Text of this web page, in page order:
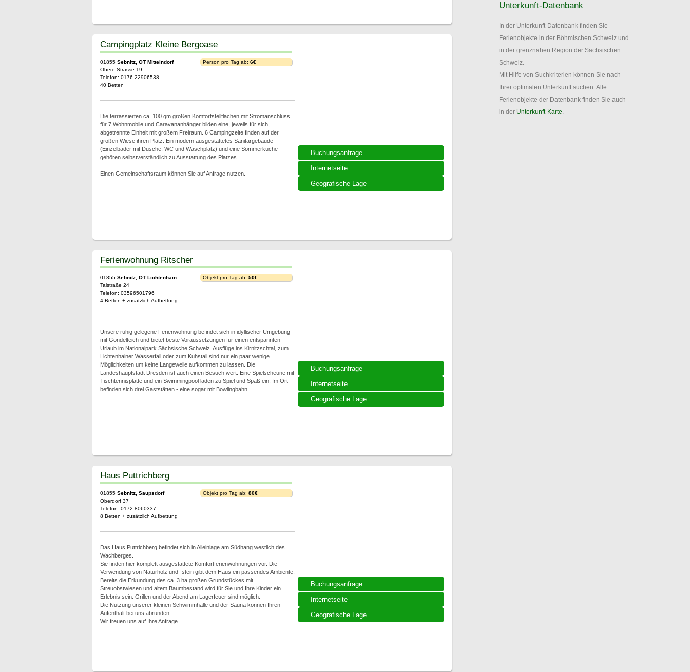
Buchungsanfrage
Internetseite
Geografische Lage
Campingplatz Kleine Bergoase
01855 Sebnitz, OT Mittelndorf
Obere Strasse 19
Telefon: 0176-22906538
40 Betten
Person pro Tag ab: 6€
Die terrassierten ca. 100 qm großen Komfortstellflächen mit Stromanschluss
für 7 Wohnmobile und Caravananhänger bilden eine, jeweils für sich,
abgetrennte Einheit mit großem Freiraum. 6 Campingzelte finden auf der
großen Wiese ihren Platz. Ein modern ausgestattetes Sanitärgebäude
(Einzelbäder mit Dusche, WC und Waschplatz) und eine Sommerküche
gehören selbstverständlich zu Ausstattung des Platzes.
Einen Gemeinschaftsraum können Sie auf Anfrage nutzen.
Buchungsanfrage
Internetseite
Geografische Lage
Ferienwohnung Ritscher
01855 Sebnitz, OT Lichtenhain
Talstraße 24
Telefon: 03596501796
4 Betten + zusätzlich Aufbettung
Objekt pro Tag ab: 50€
Unsere ruhig gelegene Ferienwohnung befindet sich in idyllischer Umgebung
mit Gondelteich und bietet beste Voraussetzungen für einen entspannten
Urlaub im Nationalpark Sächsische Schweiz. Ausflüge ins Kirnitzschtal, zum
Lichtenhainer Wasserfall oder zum Kuhstall sind nur ein paar wenige
Möglichkeiten um keine Langeweile aufkommen zu lassen. Die
Landeshauptstadt Dresden ist auch einen Besuch wert. Eine Spielscheune mit
Tischtennisplatte und ein Swimmingpool laden zu Spiel und Spaß ein. Im Ort
befinden sich drei Gaststätten - eine sogar mit Bowlingbahn.
Buchungsanfrage
Internetseite
Geografische Lage
Haus Puttrichberg
01855 Sebnitz, Saupsdorf
Oberdorf 37
Telefon: 0172 8060337
8 Betten + zusätzlich Aufbettung
Objekt pro Tag ab: 80€
Das Haus Puttrichberg befindet sich in Alleinlage am Südhang westlich des
Wachberges.
Sie finden hier komplett ausgestattete Komfortferienwohnungen vor. Die
Verwendung von Naturholz und -stein gibt dem Haus ein passendes Ambiente.
Bereits die Erkundung des ca. 3 ha großen Grundstückes mit
Streuobstwiesen und altem Baumbestand wird für Sie und Ihre Kinder ein
Erlebnis sein. Grillen und der Abend am Lagerfeuer sind möglich.
Die Nutzung unserer kleinen Schwimmhalle und der Sauna können Ihren
Aufenthalt bei uns abrunden.
Wir freuen uns auf Ihre Anfrage.
Unterkunft-Datenbank
In der Unterkunft-Datenbank finden Sie
Ferienobjekte in der Böhmischen Schweiz und
in der grenznahen Region der Sächsischen
Schweiz.
Mit Hilfe von Suchkriterien können Sie nach
Ihrer optimalen Unterkunft suchen. Alle
Ferienobjekte der Datenbank finden Sie auch
in der Unterkunft-Karte.